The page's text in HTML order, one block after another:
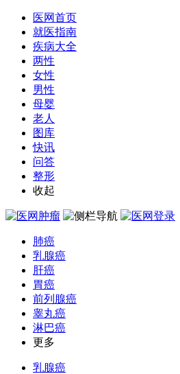
医网首页
就医指南
疾病大全
两性
女性
男性
母婴
老人
图库
快讯
问答
整形
收起
肺癌
乳腺癌
肝癌
胃癌
前列腺癌
睾丸癌
淋巴癌
更多
乳腺癌